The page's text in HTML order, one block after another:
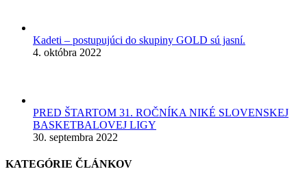
Kadeti – postupujúci do skupiny GOLD sú jasní.
4. októbra 2022
PRED ŠTARTOM 31. ROČNÍKA NIKÉ SLOVENSKEJ
BASKETBALOVEJ LIGY
30. septembra 2022
KATEGÓRIE ČLÁNKOV